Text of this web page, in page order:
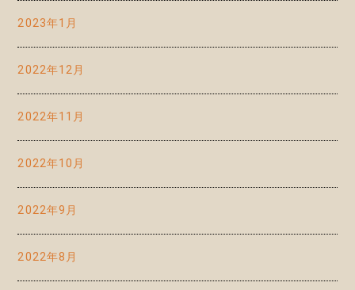
2023年1月
2022年12月
2022年11月
2022年10月
2022年9月
2022年8月